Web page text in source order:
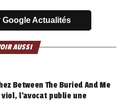
Google Actualités
AUSSI
Between The Buried And Me
l’avocat publie une